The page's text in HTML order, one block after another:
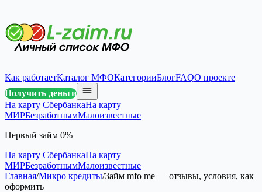
Как работаетКаталог МФОКатегорииБлогFAQО проекте
Получить деньги
На карту СбербанкаНа карту
МИРБезработнымМалоизвестные
Первый займ 0%
На карту СбербанкаНа карту
МИРБезработнымМалоизвестные
Главная/Микро кредиты/Займ mfo me — отзывы, условия, как
оформить